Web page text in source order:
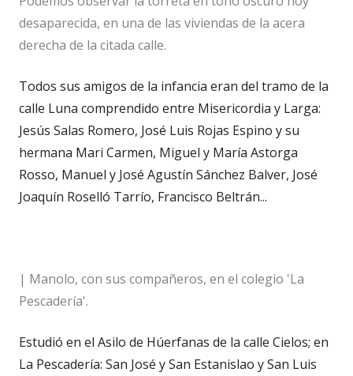
desaparecida, en una de las viviendas de la acera
derecha de la citada calle.
Todos sus amigos de la infancia eran del tramo de la
calle Luna comprendido entre Misericordia y Larga:
Jesús Salas Romero, José Luis Rojas Espino y su
hermana Mari Carmen, Miguel y María Astorga
Rosso, Manuel y José Agustín Sánchez Balver, José
Joaquín Roselló Tarrío, Francisco Beltrán...
| Manolo, con sus compañeros, en el colegio 'La
Pescadería'.
Estudió en el Asilo de Húerfanas de la calle Cielos; en
La Pescadería: San José y San Estanislao y San Luis